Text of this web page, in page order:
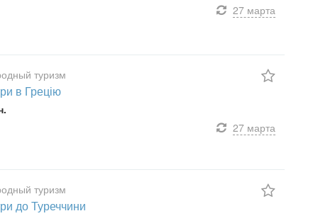
27 марта
туризм
в Грецію
27 марта
туризм
до Туреччини